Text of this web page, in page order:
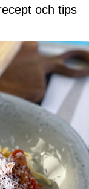
och tips